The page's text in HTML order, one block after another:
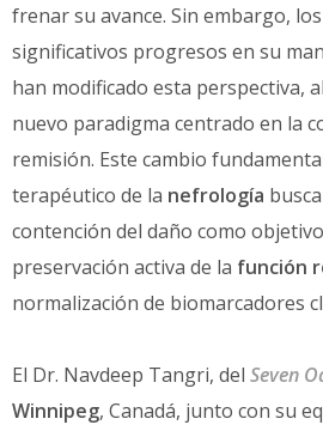
frenar su avance. Sin embargo,
significativos progresos en su
han modificado esta perspectiva,
nuevo paradigma centrado en la
remisión. Este cambio
terapéutico de la nefrología
contención del daño como
preservación activa de la función
normalización de biomarcadores
El Dr. Navdeep Tangri, del Seven
Winnipeg, Canadá, junto con su